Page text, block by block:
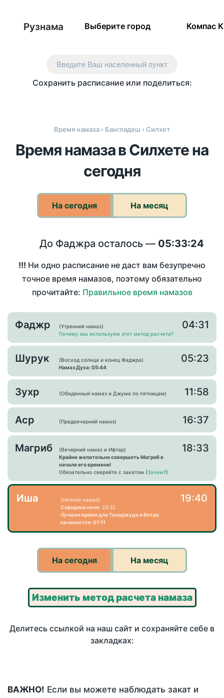
Рузнама Выберите город Компас
Введите Ваш населенный пункт
Сохранить расписание или поделиться:
Время намаза › Бангладеш › Силхет
Время намаза в Силхете на
сегодня
На сегодня На месяц
До Фаджра осталось — 05:33:24
!!! Ни одно расписание не даст вам безупречно
точное время намазов, поэтому обязательно
прочитайте: Правильное время намазов
Фаджр
(Утренний намаз)
Почему мы используем этот метод расчета?
04:31
Шурук
(Восход солнца и конец Фаджра)
Намаз Духа: 05:44
05:23
Зухр (Обеденный намаз и Джума по пятницам) 11:58
Аср (Предвечерний намаз) 16:37
Магриб
(Вечерний намаз и Ифтар)
Крайне желательно совершить Магриб в
начале его времени!
Обязательно сверяйте с закатом (Зачем?)
18:33
Иша
(Ночной намаз)
Середина ночи: 23:32
Лучшее время для Тахаджуда и Витра
начинается: 01:11
19:40
На сегодня На месяц
Изменить метод расчета намаза
Делитесь ссылкой на наш сайт и сохраняйте себе в
закладках:
ВАЖНО! Если вы можете наблюдать закат и